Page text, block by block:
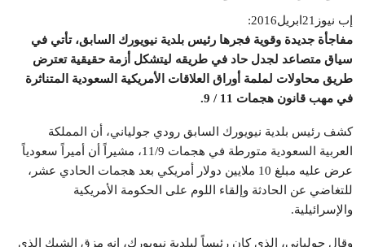
إب نيوز21ابريل2016:
مفاجأة جديدة وقوية فجرها رئيس بلدية نيويورك السابق، تأتي في
سياق متصاعد لجدل حاد في طريقه ليتشكل أزمة حقيقية تعترض
طريق محاولات لملمة أوراق العلاقات الأمريكية السعودية المتناثرة
في مهب قانون هجمات 11 / 9.
كشف رئيس بلدية نيويورك السابق رودي جولياني، أن المملكة
العربية السعودية متورطة في هجمات 11/9، مشيراً أن أميراً سعودياً
عرض عليه مبلغ 10 ملايين دولار أمريكي بعد هجمات الحادي عشر،
للتغاضي عن الحادثة وإلقاء اللوم على الحكومة الأمريكية
والإسرائيلية.
وقال جولياني، الذي كان رئيساً لبلدية نيويورك، إنه مزق الشيك الذي